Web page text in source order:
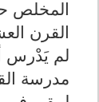
المخلص
القرن
لم يَدْرس
مدرسة